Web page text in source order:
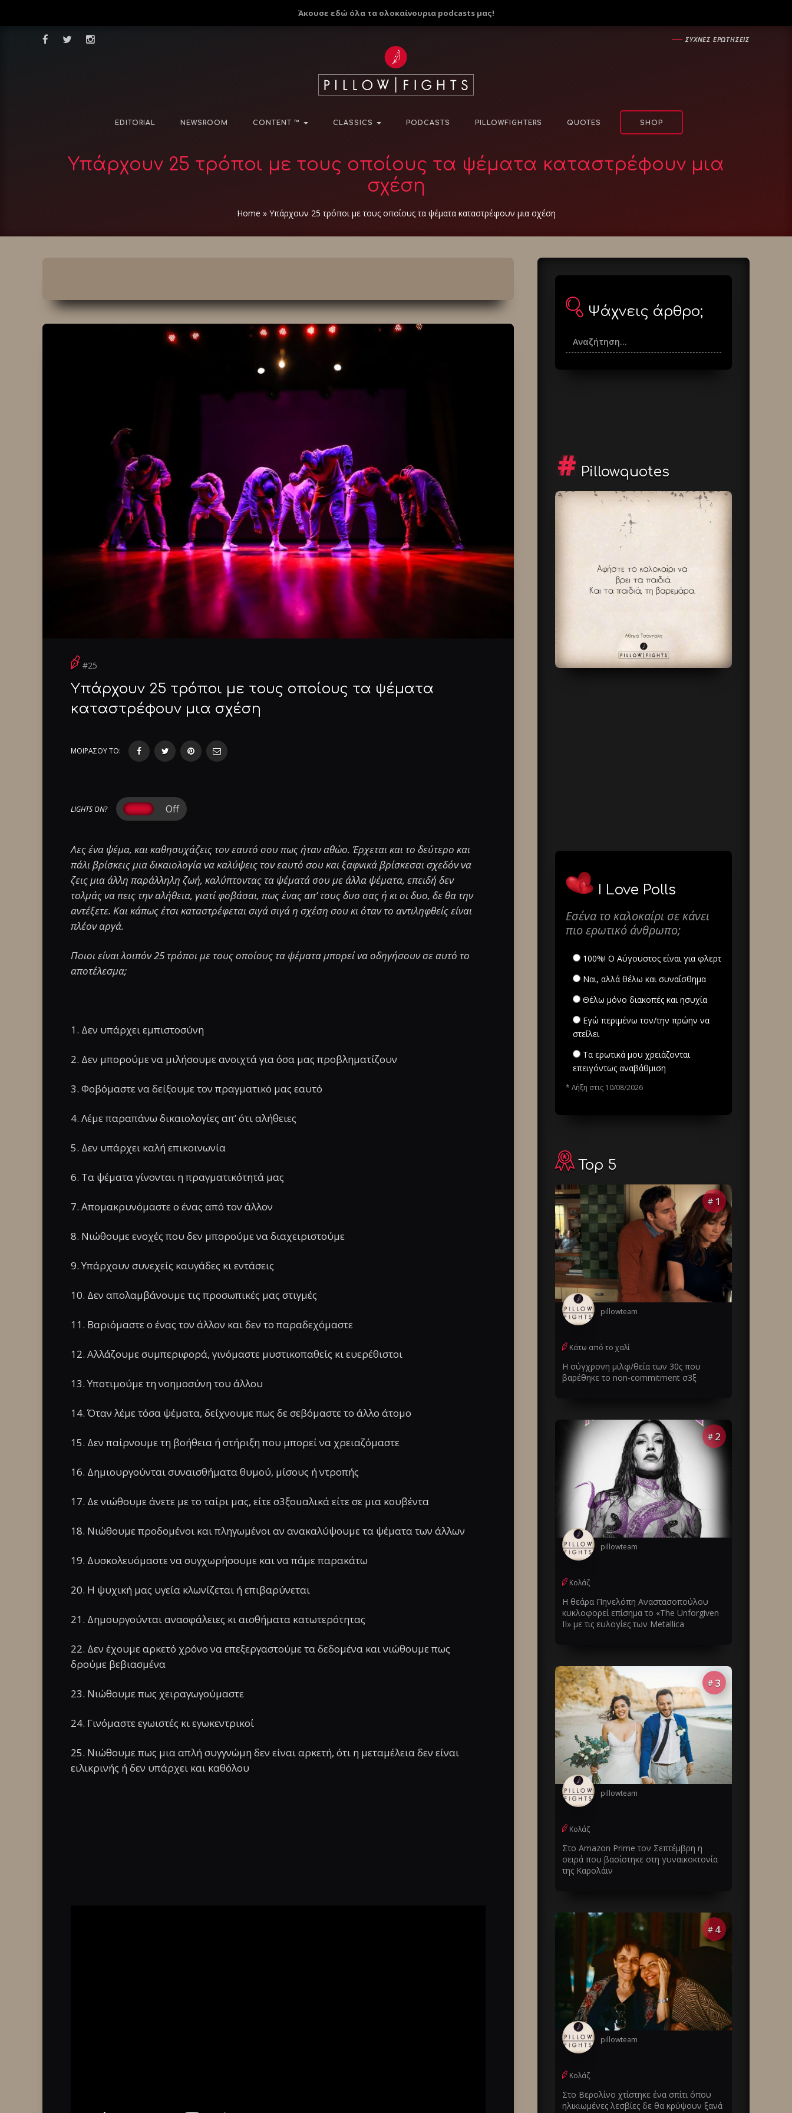
Άκουσε εδώ όλα τα ολοκαίνουρια podcasts μας!
―ΣΥΧΝΕΣ ΕΡΩΤΗΣΕΙΣ
EDITORIAL NEWSROOM CONTENT ™ CLASSICS PODCASTS PILLOWFIGHTERS QUOTES SHOP
Υπάρχουν 25 τρόποι με τους οποίους τα ψέματα καταστρέφουν μια
σχέση
Home » Υπάρχουν 25 τρόποι με τους οποίους τα ψέματα καταστρέφουν μια σχέση
#25
Υπάρχουν 25 τρόποι με τους οποίους τα ψέματα
καταστρέφουν μια σχέση
ΜΟΙΡΑΣΟΥ ΤΟ:
LIGHTS ON?
Λες ένα ψέμα, και καθησυχάζεις τον εαυτό σου πως ήταν αθώο. Έρχεται και το δεύτερο και
πάλι βρίσκεις μια δικαιολογία να καλύψεις τον εαυτό σου και ξαφνικά βρίσκεσαι σχεδόν να
ζεις μια άλλη παράλληλη ζωή, καλύπτοντας τα ψέματά σου με άλλα ψέματα, επειδή δεν
τολμάς να πεις την αλήθεια, γιατί φοβάσαι, πως ένας απ’ τους δυο σας ή κι οι δυο, δε θα την
αντέξετε. Και κάπως έτσι καταστρέφεται σιγά σιγά η σχέση σου κι όταν το αντιληφθείς είναι
πλέον αργά.
Ποιοι είναι λοιπόν 25 τρόποι με τους οποίους τα ψέματα μπορεί να οδηγήσουν σε αυτό το
αποτέλεσμα;
1. Δεν υπάρχει εμπιστοσύνη
2. Δεν μπορούμε να μιλήσουμε ανοιχτά για όσα μας προβληματίζουν
3. Φοβόμαστε να δείξουμε τον πραγματικό μας εαυτό
4. Λέμε παραπάνω δικαιολογίες απ’ ότι αλήθειες
5. Δεν υπάρχει καλή επικοινωνία
6. Τα ψέματα γίνονται η πραγματικότητά μας
7. Απομακρυνόμαστε ο ένας από τον άλλον
8. Νιώθουμε ενοχές που δεν μπορούμε να διαχειριστούμε
9. Υπάρχουν συνεχείς καυγάδες κι εντάσεις
10. Δεν απολαμβάνουμε τις προσωπικές μας στιγμές
11. Βαριόμαστε ο ένας τον άλλον και δεν το παραδεχόμαστε
12. Αλλάζουμε συμπεριφορά, γινόμαστε μυστικοπαθείς κι ευερέθιστοι
13. Υποτιμούμε τη νοημοσύνη του άλλου
14. Όταν λέμε τόσα ψέματα, δείχνουμε πως δε σεβόμαστε το άλλο άτομο
15. Δεν παίρνουμε τη βοήθεια ή στήριξη που μπορεί να χρειαζόμαστε
16. Δημιουργούνται συναισθήματα θυμού, μίσους ή ντροπής
17. Δε νιώθουμε άνετε με το ταίρι μας, είτε σ3ξouαλικά είτε σε μια κουβέντα
18. Νιώθουμε προδομένοι και πληγωμένοι αν ανακαλύψουμε τα ψέματα των άλλων
19. Δυσκολευόμαστε να συγχωρήσουμε και να πάμε παρακάτω
20. Η ψυχική μας υγεία κλωνίζεται ή επιβαρύνεται
21. Δημουργούνται ανασφάλειες κι αισθήματα κατωτερότητας
22. Δεν έχουμε αρκετό χρόνο να επεξεργαστούμε τα δεδομένα και νιώθουμε πως
δρούμε βεβιασμένα
23. Νιώθουμε πως χειραγωγούμαστε
24. Γινόμαστε εγωιστές κι εγωκεντρικοί
25. Νιώθουμε πως μια απλή συγγνώμη δεν είναι αρκετή, ότι η μεταμέλεια δεν είναι
ειλικρινής ή δεν υπάρχει και καθόλου
Ψάχνεις άρθρο;
Pillowquotes
I Love Polls
Εσένα το καλοκαίρι σε κάνει
πιο ερωτικό άνθρωπο;
100%! Ο Αύγουστος είναι για φλερτ
Ναι, αλλά θέλω και συναίσθημα
Θέλω μόνο διακοπές και ησυχία
Εγώ περιμένω τον/την πρώην να
στείλει
Τα ερωτικά μου χρειάζονται
επειγόντως αναβάθμιση
* Λήξη στις 10/08/2026
Top 5
# 1
pillowteam
Κάτω από το χαλί
Η σύγχρονη μιλφ/θεία των 30ς που
βαρέθηκε το non-commitment σ3ξ
# 2
pillowteam
Κολάζ
Η θεάρα Πηνελόπη Αναστασοπούλου
κυκλοφορεί επίσημα το «The Unforgiven
II» με τις ευλογίες των Metallica
# 3
pillowteam
Κολάζ
Στο Amazon Prime τον Σεπτέμβρη η
σειρά που βασίστηκε στη γυναικοκτονία
της Καρολάιν
# 4
pillowteam
Κολάζ
Στο Βερολίνο χτίστηκε ένα σπίτι όπου
ηλικιωμένες λεσβίες δε θα κρύψουν ξανά